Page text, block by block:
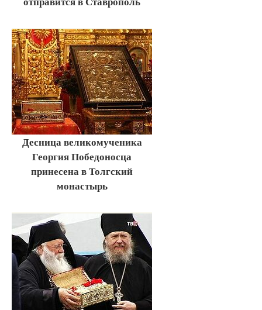
Десница великомученика
Георгия Победоносца
принесена в Толгский
монастырь